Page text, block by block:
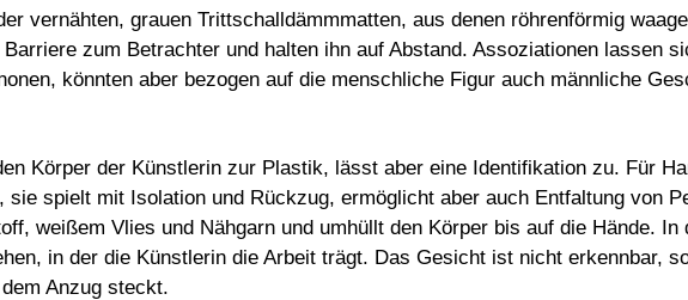
vernähten, grauen Trittschalldämmmatten, aus denen röhrenförmig
zum Betrachter und halten ihn auf Abstand. Assoziationen lassen
könnten aber bezogen auf die menschliche Figur auch männliche
Körper der Künstlerin zur Plastik, lässt aber eine Identifikation zu. Für
sie spielt mit Isolation und Rückzug, ermöglicht aber auch Entfaltung von
weißem Vlies und Nähgarn und umhüllt den Körper bis auf die Hände. In
in der die Künstlerin die Arbeit trägt. Das Gesicht ist nicht erkennbar,
Anzug steckt.